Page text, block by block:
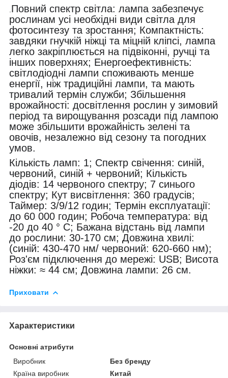
Повний спектр світла: лампа забезпечує
рослинам усі необхідні види світла для
фотосинтезу та зростання; Компактність:
завдяки гнучкій ніжці та міцній кліпсі, лампа
легко закріплюється на підвіконні, ручці та
інших поверхнях; Енергоефективність:
світлодіодні лампи споживають менше
енергії, ніж традиційні лампи, та мають
тривалий термін служби; Збільшення
врожайності: досвітлення рослин у зимовий
період та вирощування розсади під лампою
може збільшити врожайність зелені та
овочів, незалежно від сезону та погодних
умов.
Кількість ламп: 1; Спектр свічення: синій,
червоний, синій + червоний; Кількість
діодів: 14 червоного спектру; 7 синього
спектру; Кут висвітлення: 360 градусів;
Таймер: 3/9/12 годин; Термін експлуатації:
до 60 000 годин; Робоча температура: від
-20 до 40 ° С; Бажана відстань від лампи
до рослини: 30-170 см; Довжина хвилі:
(синій: 430-470 нм/ червоний: 620-660 нм);
Роз'єм підключення до мережі: USB; Висота
ніжки: ≈ 44 см; Довжина лампи: 26 см.
Приховати
Характеристики
Основні атрибути
Виробник
Без бренду
Країна виробник
Китай